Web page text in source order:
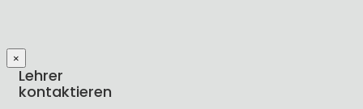
×
Lehrer
kontaktieren